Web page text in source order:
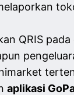
QRIS
aplikasi